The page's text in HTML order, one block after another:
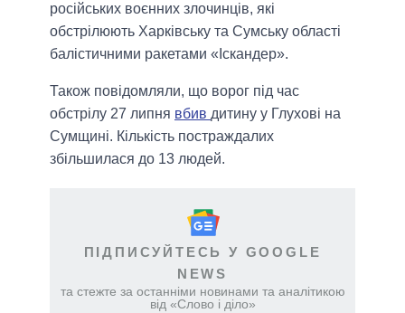
російських воєнних злочинців, які
обстрілюють Харківську та Сумську області
балістичними ракетами «Іскандер».
Також повідомляли, що ворог під час
обстрілу 27 липня вбив дитину у Глухові на
Сумщині. Кількість постраждалих
збільшилася до 13 людей.
ПІДПИСУЙТЕСЬ У GOOGLE
NEWS
та стежте за останніми новинами та аналітикою
від «Слово і діло»